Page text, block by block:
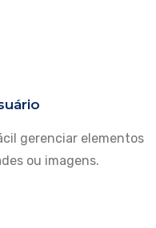
gerenciar elementos
ou imagens.